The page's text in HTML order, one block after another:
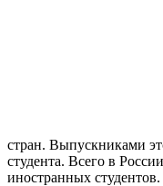
стран. Выпускниками
студента. Всего в
иностранных студентов.